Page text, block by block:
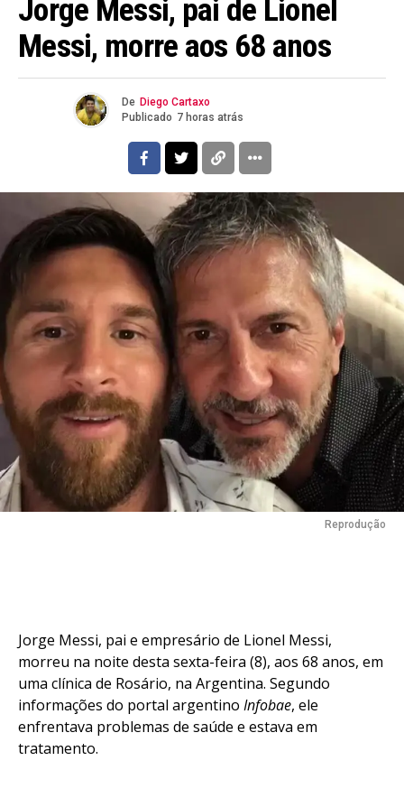
Jorge Messi, pai de Lionel
Messi, morre aos 68 anos
De Diego Cartaxo
Publicado 7 horas atrás
Reprodução
Jorge Messi, pai e empresário de Lionel Messi,
morreu na noite desta sexta-feira (8), aos 68 anos, em
uma clínica de Rosário, na Argentina. Segundo
informações do portal argentino Infobae, ele
enfrentava problemas de saúde e estava em
tratamento.